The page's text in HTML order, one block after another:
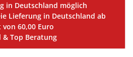
in Deutschland möglich
Lieferung in Deutschland ab
60,00 Euro
& Top Beratung